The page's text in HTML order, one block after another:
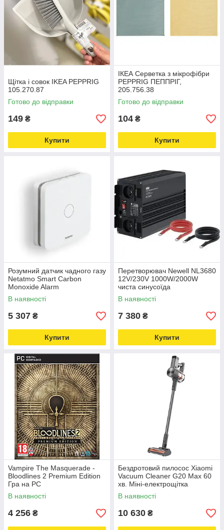
Щітка і совок IKEA PEPPRIG
105.270.87
Готово до відправки
149 ₴
Купити
ІКЕА Серветка з мікрофібри
PEPPRIG ПЕППРІГ,
205.756.38
Готово до відправки
104 ₴
Купити
Розумний датчик чадного газу
Netatmo Smart Carbon
Monoxide Alarm
В наявності
5 307 ₴
Купити
Перетворювач Newell NL3680
12V/230V 1000W/2000W
чиста синусоїда
В наявності
7 380 ₴
Купити
Vampire The Masquerade -
Bloodlines 2 Premium Edition
Гра на PC
В наявності
4 256 ₴
Бездротовий пилосос Xiaomi
Vacuum Cleaner G20 Max 60
хв. Міні-електрощітка
В наявності
10 630 ₴